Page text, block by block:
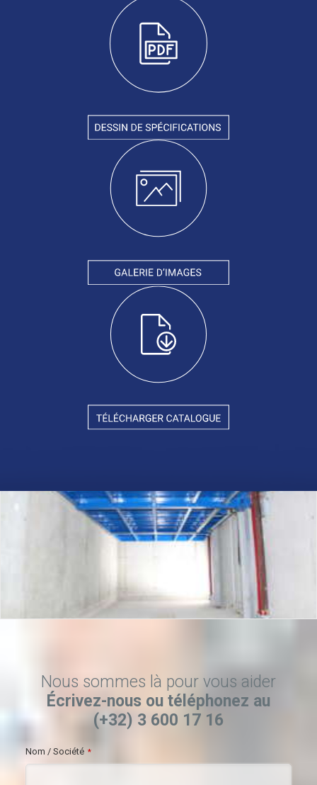
Nous sommes là pour vous aider
Écrivez-nous ou téléphonez au
(+32) 3 600 17 16
Nom / Société *